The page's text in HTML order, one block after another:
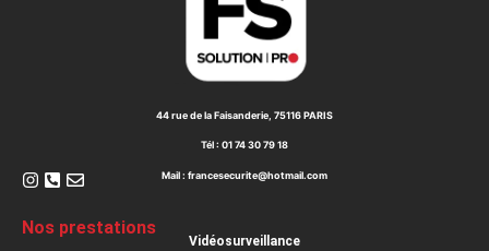
44 rue de la Faisanderie, 75116 PARIS
Tél : 01 74 30 79 18
Mail : francesecurite@hotmail.com
Nos prestations
Vidéosurveillance